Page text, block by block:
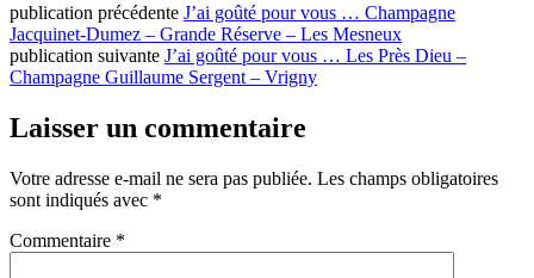
publication précédente J’ai goûté pour vous … Champagne
Jacquinet-Dumez – Grande Réserve – Les Mesneux
publication suivante J’ai goûté pour vous … Les Près Dieu –
Champagne Guillaume Sergent – Vrigny
Laisser un commentaire
Votre adresse e-mail ne sera pas publiée. Les champs obligatoires
sont indiqués avec *
Commentaire *